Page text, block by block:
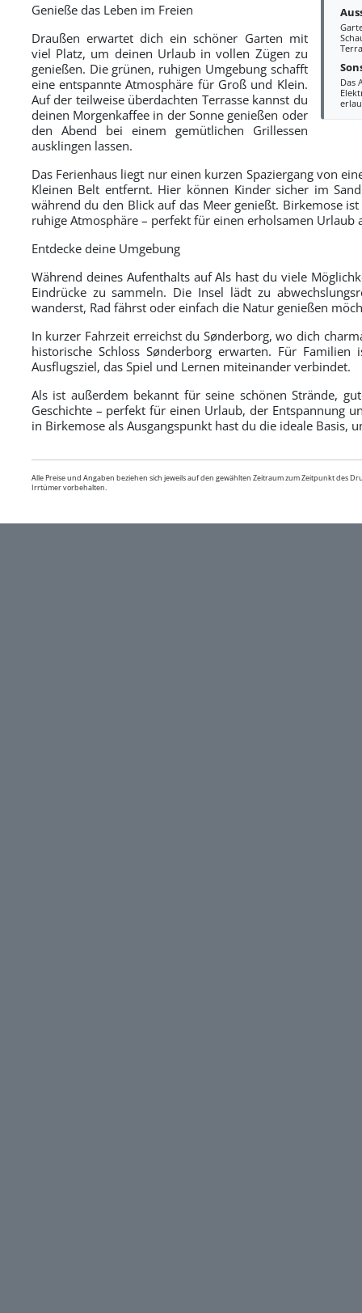
Das
Genieße das Leben im Freien
Draußen erwartet dich ein schöner Garten mit
viel Platz, um deinen Urlaub in vollen Zügen zu
genießen. Die grünen, ruhigen Umgebung schafft
eine entspannte Atmosphäre für Groß und Klein.
Auf der teilweise überdachten Terrasse kannst du
deinen Morgenkaffee in der Sonne genießen oder
den Abend bei einem gemütlichen Grillessen
ausklingen lassen.
Das Ferienhaus liegt nur einen kurzen Spaziergang von
Kleinen Belt entfernt. Hier können Kinder sicher im
während du den Blick auf das Meer genießt. Birkemose
ruhige Atmosphäre – perfekt für einen erholsamen Urlaub
Entdecke deine Umgebung
Während deines Aufenthalts auf Als hast du viele
Eindrücke zu sammeln. Die Insel lädt zu
wanderst, Rad fährst oder einfach die Natur genießen
In kurzer Fahrzeit erreichst du Sønderborg, wo dich
historische Schloss Sønderborg erwarten. Für
Ausflugsziel, das Spiel und Lernen miteinander verbindet.
Als ist außerdem bekannt für seine schönen Strände,
Geschichte – perfekt für einen Urlaub, der Entspannung
in Birkemose als Ausgangspunkt hast du die ideale Basis,
Alle Preise und Angaben beziehen sich jeweils auf den gewählten Zeitraum zum Zeitpunkt des
Irrtümer vorbehalten.